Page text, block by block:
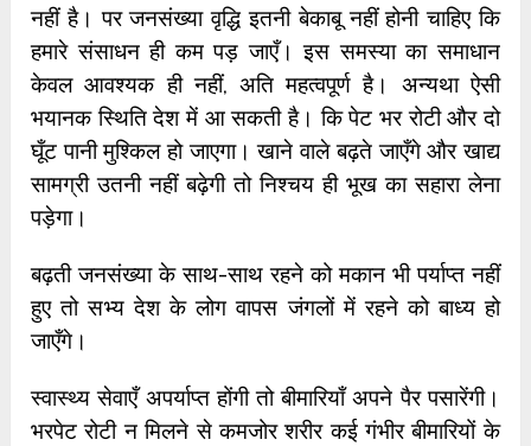
नहीं है। पर जनसंख्या वृद्धि इतनी बेकाबू नहीं होनी चाहिए कि
हमारे संसाधन ही कम पड़ जाएँ। इस समस्या का समाधान
केवल आवश्यक ही नहीं, अति महत्वपूर्ण है। अन्यथा ऐसी
भयानक स्थिति देश में आ सकती है। कि पेट भर रोटी और दो
घूँट पानी मुश्किल हो जाएगा। खाने वाले बढ़ते जाएँगे और खाद्य
सामग्री उतनी नहीं बढ़ेगी तो निश्चय ही भूख का सहारा लेना
पड़ेगा।
बढ़ती जनसंख्या के साथ-साथ रहने को मकान भी पर्याप्त नहीं
हुए तो सभ्य देश के लोग वापस जंगलों में रहने को बाध्य हो
जाएँगे।
स्वास्थ्य सेवाएँ अपर्याप्त होंगी तो बीमारियाँ अपने पैर पसारेंगी।
भरपेट रोटी न मिलने से कमजोर शरीर कई गंभीर बीमारियों के